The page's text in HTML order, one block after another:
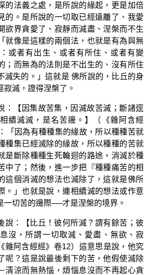
的法義之處，是所說的緣起，更是加倍
的。是所說的一切取已經遠離了、我愛
欲界貪愛了、寂靜而滅盡、涅槃而不生
就像是這樣的兩個法，也就是有為與無
或者有出生、或者有所住、或者有變
；而無為的法則是不出生的、沒有所住
滅失的。」這就是 佛所說的，比丘的身
寂滅，證得涅槃了。
：【因集故苦集，因滅故苦滅；斷諸逕
續滅滅，是名苦邊。】（《雜阿含經
「因為有種種集的緣故，所以種種苦就
種集已經滅除的緣故，所以種種的苦就
是斷除種種生死輪迴的路途，消滅於種
中了；然後，進一步把『種種痛苦的相
這個消滅的想法也滅除了，這就是佛所
。」也就是說，連相續滅的想法或作意
一切苦的邊際──才是涅槃的境界。
說：【比丘！彼何所滅？謂有餘苦；彼
沒，所謂一切取滅、愛盡、無欲、寂
雜阿含經經》卷12）這意思是說，他究
呢？這是說最後剩下的苦，他假使滅除
清涼而無熱惱，煩惱息沒而不再起心貪